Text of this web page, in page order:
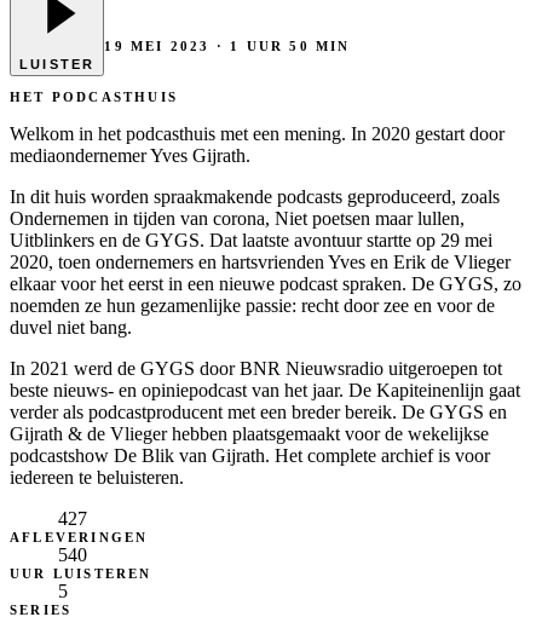
LUISTER
19 MEI 2023 · 1 UUR 50 MIN
HET PODCASTHUIS
Welkom in het podcasthuis met een mening. In 2020 gestart door
mediaondernemer Yves Gijrath.
In dit huis worden spraakmakende podcasts geproduceerd, zoals
Ondernemen in tijden van corona, Niet poetsen maar lullen,
Uitblinkers en de GYGS. Dat laatste avontuur startte op 29 mei
2020, toen ondernemers en hartsvrienden Yves en Erik de Vlieger
elkaar voor het eerst in een nieuwe podcast spraken. De GYGS, zo
noemden ze hun gezamenlijke passie: recht door zee en voor de
duvel niet bang.
In 2021 werd de GYGS door BNR Nieuwsradio uitgeroepen tot
beste nieuws- en opiniepodcast van het jaar. De Kapiteinenlijn gaat
verder als podcastproducent met een breder bereik. De GYGS en
Gijrath & de Vlieger hebben plaatsgemaakt voor de wekelijkse
podcastshow De Blik van Gijrath. Het complete archief is voor
iedereen te beluisteren.
427
AFLEVERINGEN
540
UUR LUISTEREN
5
SERIES